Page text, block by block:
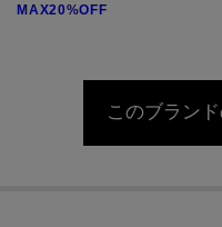
MAX20%OFF
このブラン